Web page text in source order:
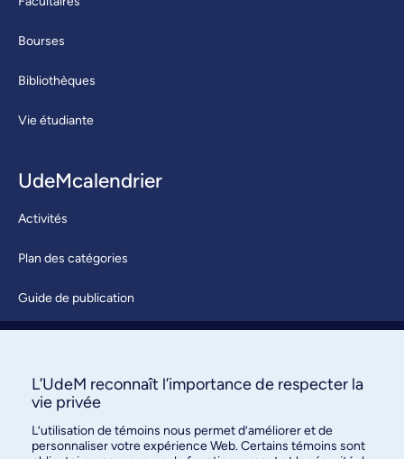
Bourses
Bibliothèques
Vie étudiante
UdeMcalendrier
Activités
Plan des catégories
Guide de publication
À propos / Nous joindre
L’UdeM reconnaît l’importance de respecter la
vie privée
L’utilisation de témoins nous permet d’améliorer et de
personnaliser votre expérience Web. Certains témoins sont